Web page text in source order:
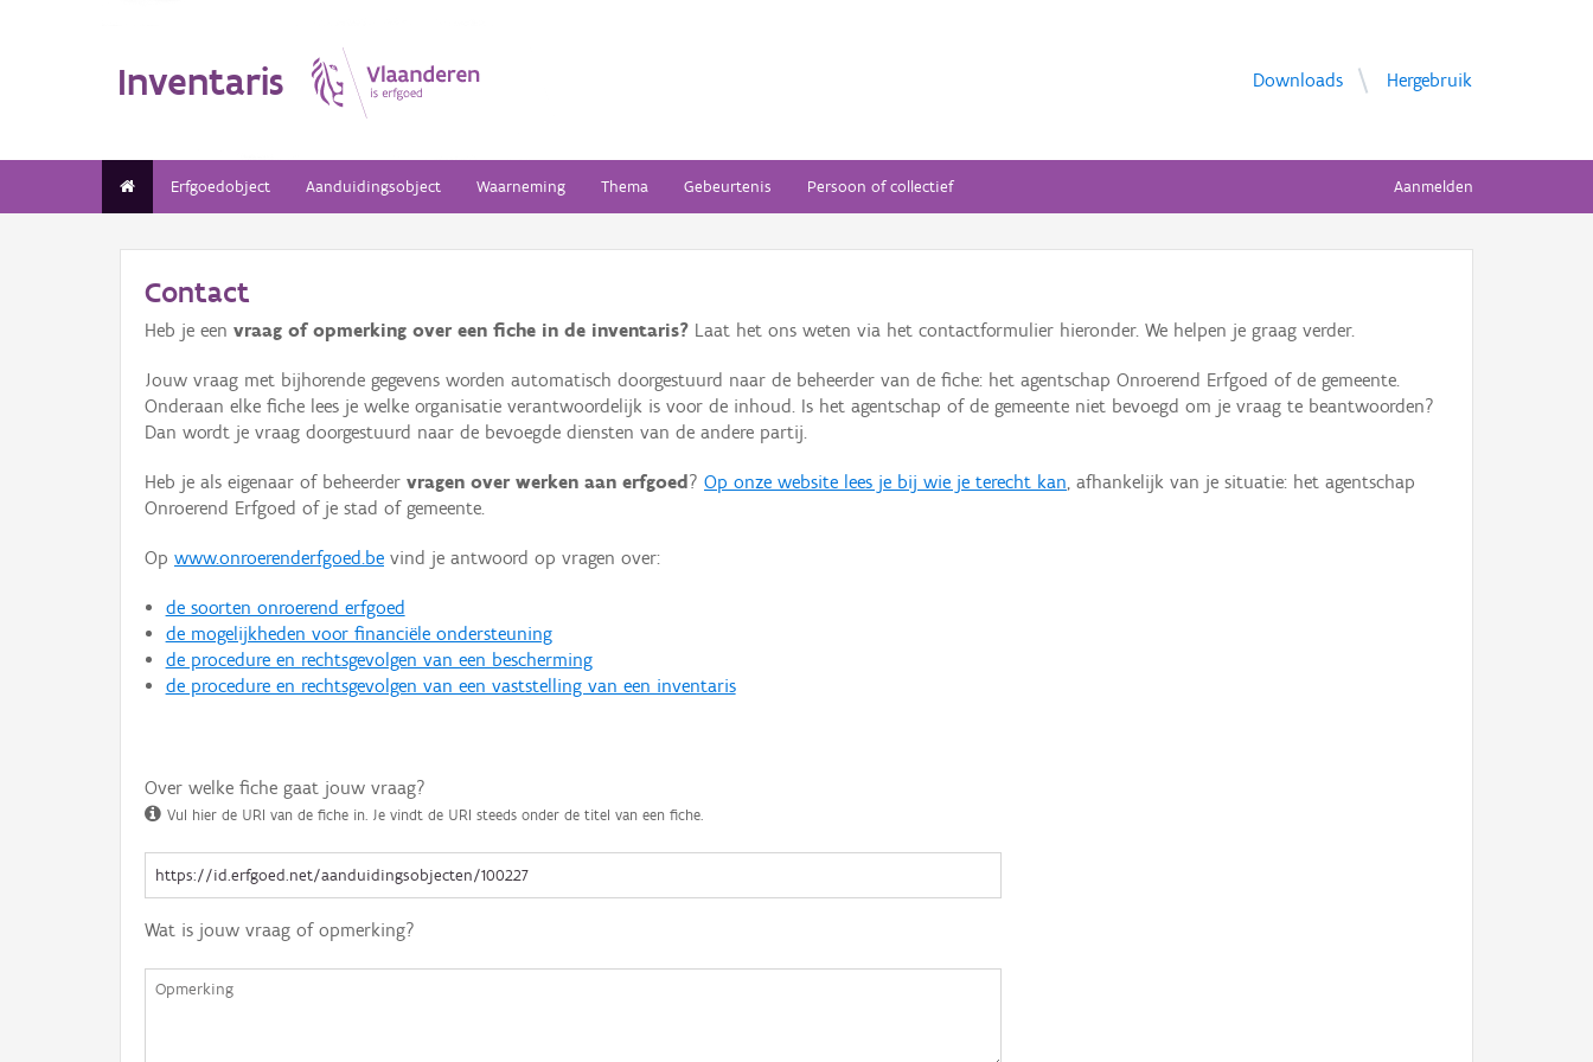
Inventaris Downloads Hergebruik
Erfgoedobject Aanduidingsobject Waarneming Thema Gebeurtenis Persoon of collectief Aanmelden
Contact
Heb je een vraag of opmerking over een fiche in de inventaris? Laat het ons weten via het contactformulier hieronder. We helpen je graag verder.
Jouw vraag met bijhorende gegevens worden automatisch doorgestuurd naar de beheerder van de fiche: het agentschap Onroerend Erfgoed of de gemeente.
Onderaan elke fiche lees je welke organisatie verantwoordelijk is voor de inhoud. Is het agentschap of de gemeente niet bevoegd om je vraag te beantwoorden?
Dan wordt je vraag doorgestuurd naar de bevoegde diensten van de andere partij.
Heb je als eigenaar of beheerder vragen over werken aan erfgoed ? Op onze website lees je bij wie je terecht kan, afhankelijk van je situatie: het agentschap
Onroerend Erfgoed of je stad of gemeente.
Op www.onroerenderfgoed.be vind je antwoord op vragen over:
de soorten onroerend erfgoed
de mogelijkheden voor financiële ondersteuning
de procedure en rechtsgevolgen van een bescherming
de procedure en rechtsgevolgen van een vaststelling van een inventaris
Over welke fiche gaat jouw vraag?
Vul hier de URI van de fiche in. Je vindt de URI steeds onder de titel van een fiche.
Wat is jouw vraag of opmerking?